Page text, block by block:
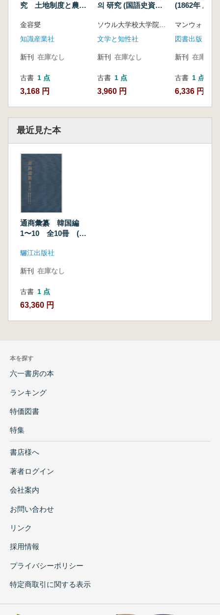
究 土地制度と農業
金容燮
知識産業社
新刊 在庫なし
古書 1 点
3,168 円
의 研究 (国語史資料
ソウル大学校大学院国語研究会 編
文学と知性社
新刊 在庫なし
古書 1 点
3,960 円
(1862年 農民
図書出版 ト
新刊 在庫なし
古書 1 点
6,336 円
最近見た本
通商彙纂 韓国編
1〜10 全10冊 (影
驪江出版社
新刊 在庫なし
古書 1 点
63,360 円
本を探す
六一書房の本
ランキング
特価図書
特集
書店様へ
著者ログイン
会社案内
お問い合わせ
リンク
採用情報
プライバシーポリシー
特定商取引に関する表示